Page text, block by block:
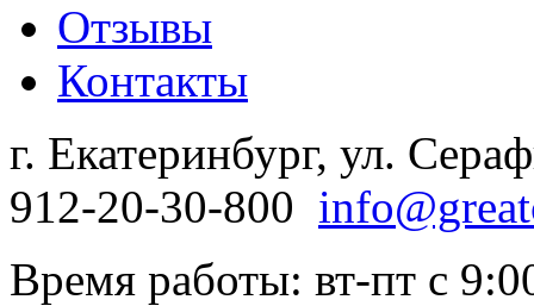
Отзывы
Контакты
г. Екатеринбург, ул.
912-20-30-800
Время работы: вт-пт с